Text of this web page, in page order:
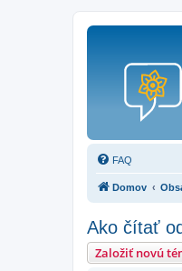
FAQ
Domov
Ako čítať
Založiť novú